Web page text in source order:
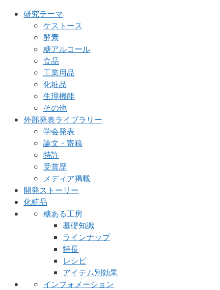
研究テーマ
ケストース
酵素
糖アルコール
食品
工業用品
化粧品
生理機能
その他
外部発表ライブラリー
学会発表
論文・寄稿
特許
受賞歴
メディア掲載
開発ストーリー
化粧品
糖ある工房
基礎知識
ラインナップ
特長
レシピ
アイテム別効果
インフォメーション